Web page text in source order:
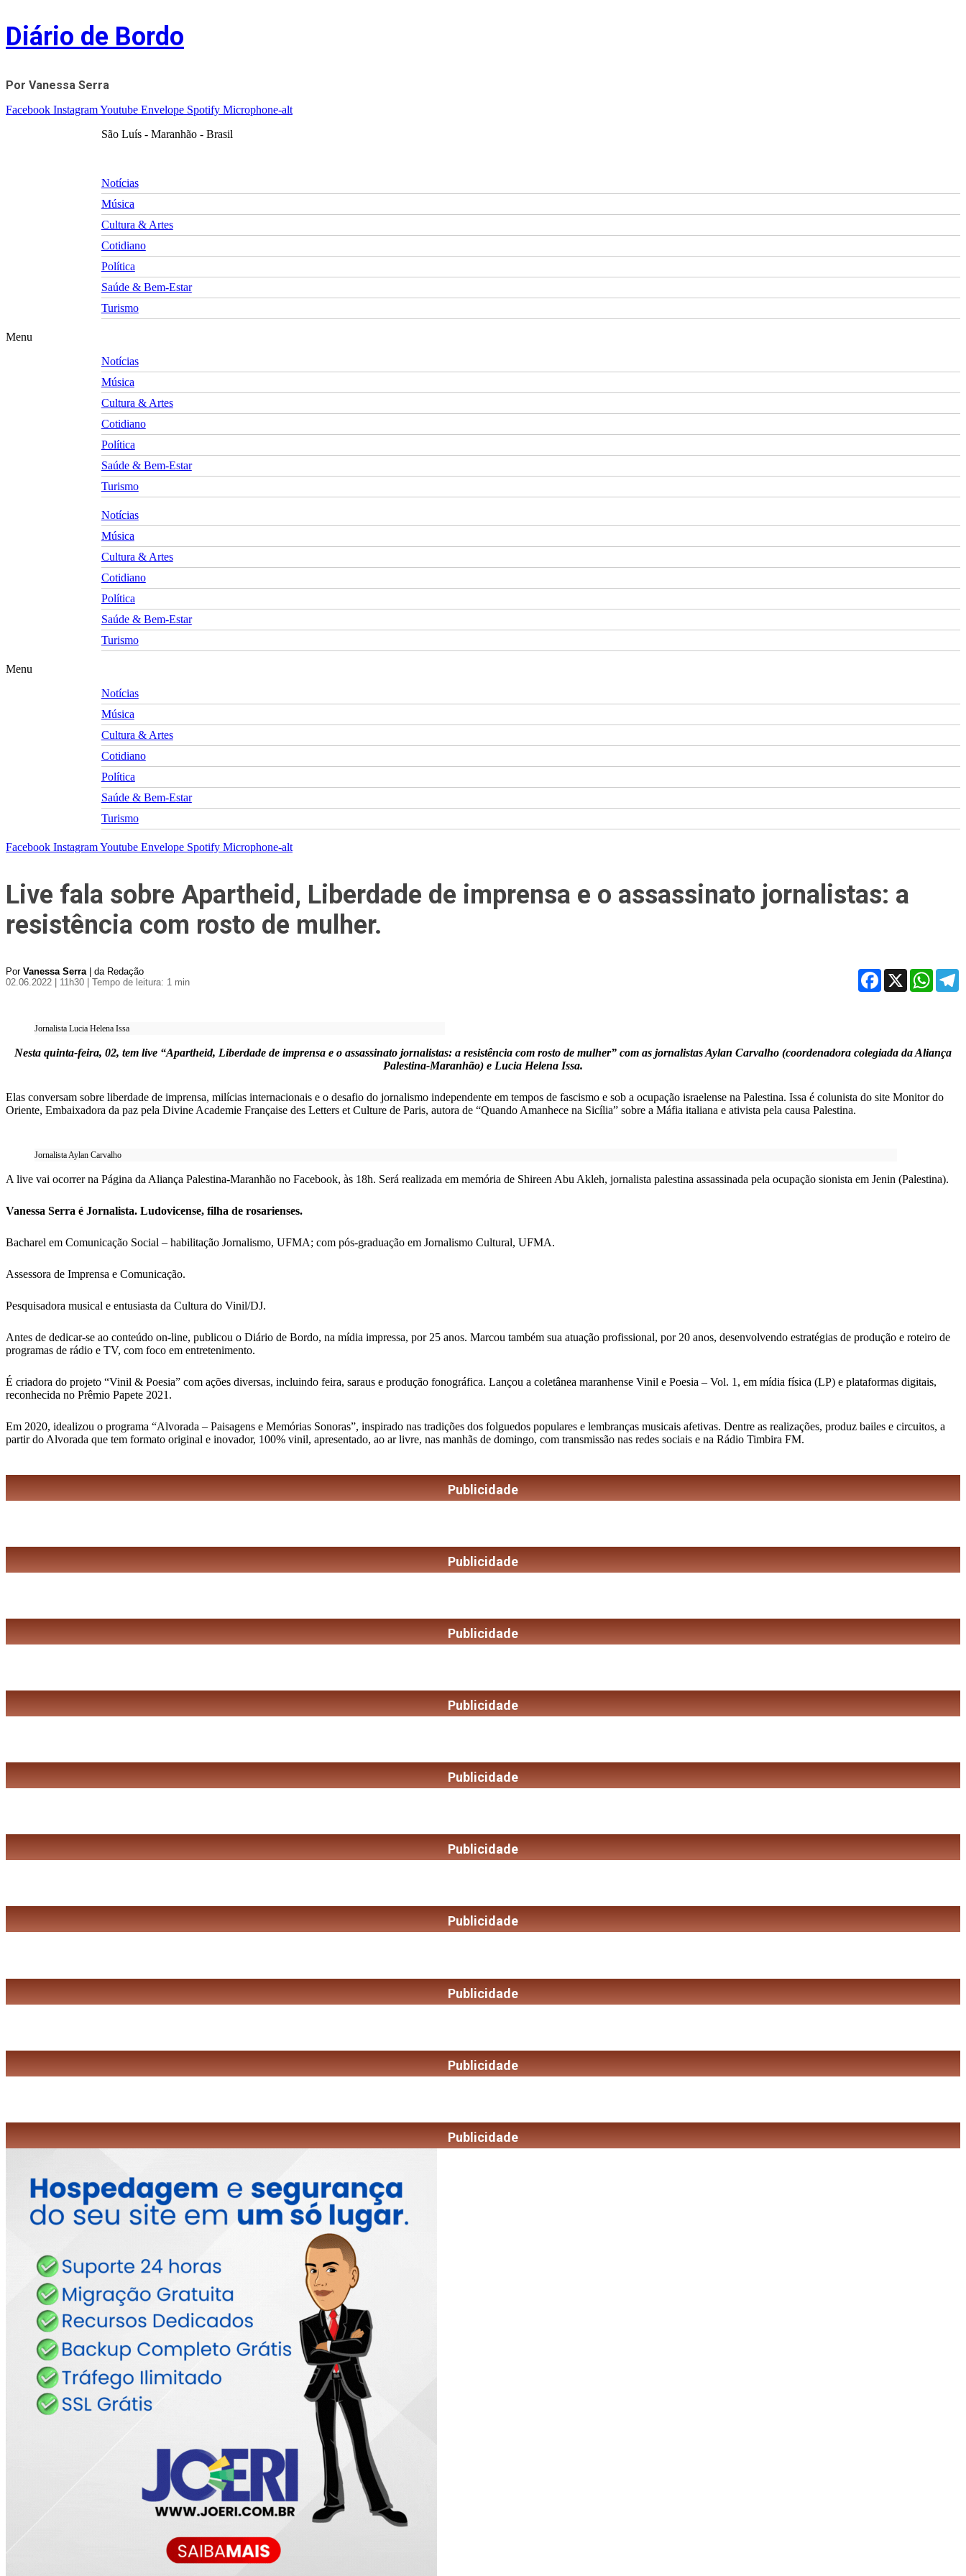
Skip
to
content
Diário de Bordo
Por Vanessa Serra
Facebook InstagramYoutube Envelope Spotify Microphone-alt
São Luís - Maranhão - Brasil
Notícias
Música
Cultura & Artes
Cotidiano
Política
Saúde & Bem-Estar
Turismo
Menu
Notícias
Música
Cultura & Artes
Cotidiano
Política
Saúde & Bem-Estar
Turismo
Notícias
Música
Cultura & Artes
Cotidiano
Política
Saúde & Bem-Estar
Turismo
Menu
Notícias
Música
Cultura & Artes
Cotidiano
Política
Saúde & Bem-Estar
Turismo
Facebook InstagramYoutube Envelope Spotify Microphone-alt
Live fala sobre Apartheid, Liberdade de imprensa e o assassinato jornalistas: a
resistência com rosto de mulher.
Por Vanessa Serra| da Redação
02.06.2022 | 11h30
| Tempo de leitura: 1 min
Facebook
X
Jornalista Lucia Helena Issa
Nesta quinta-feira, 02, tem live “Apartheid, Liberdade de imprensa e o assassinato jornalistas: a resistência com rosto de mulher” com as jornalistas Aylan Carvalho (coordenadora colegiada da Aliança
Palestina-Maranhão) e Lucia Helena Issa.
Elas conversam sobre liberdade de imprensa, milícias internacionais e o desafio do jornalismo independente em tempos de fascismo e sob a ocupação israelense na Palestina. Issa é colunista do site Monitor do
Oriente, Embaixadora da paz pela Divine Academie Française des Letters et Culture de Paris, autora de “Quando Amanhece na Sicília” sobre a Máfia italiana e ativista pela causa Palestina.
Jornalista Aylan Carvalho
A live vai ocorrer na Página da Aliança Palestina-Maranhão no Facebook, às 18h. Será realizada em memória de Shireen Abu Akleh, jornalista palestina assassinada pela ocupação sionista em Jenin (Palestina).
Vanessa Serra é Jornalista. Ludovicense, filha de rosarienses.
Bacharel em Comunicação Social – habilitação Jornalismo, UFMA; com pós-graduação em Jornalismo Cultural, UFMA.
Assessora de Imprensa e Comunicação.
Pesquisadora musical e entusiasta da Cultura do Vinil/DJ.
Antes de dedicar-se ao conteúdo on-line, publicou o Diário de Bordo, na mídia impressa, por 25 anos. Marcou também sua atuação profissional, por 20 anos, desenvolvendo estratégias de produção e roteiro de
programas de rádio e TV, com foco em entretenimento.
É criadora do projeto “Vinil & Poesia” com ações diversas, incluindo feira, saraus e produção fonográfica. Lançou a coletânea maranhense Vinil e Poesia – Vol. 1, em mídia física (LP) e plataformas digitais,
reconhecida no Prêmio Papete 2021.
Em 2020, idealizou o programa “Alvorada – Paisagens e Memórias Sonoras”, inspirado nas tradições dos folguedos populares e lembranças musicais afetivas. Dentre as realizações, produz bailes e circuitos, a
partir do Alvorada que tem formato original e inovador, 100% vinil, apresentado, ao ar livre, nas manhãs de domingo, com transmissão nas redes sociais e na Rádio Timbira FM.
Publicidade
Publicidade
Publicidade
Publicidade
Publicidade
Publicidade
Publicidade
Publicidade
Publicidade
Publicidade